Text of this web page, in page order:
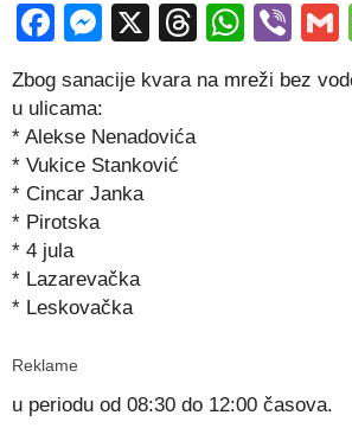
Facebook
Messenger
X Threads
Zbog sanacije kvara na mreži bez
u ulicama:
* Alekse Nenadovića
* Vukice Stanković
* Cincar Janka
* Pirotska
* 4 jula
* Lazarevačka
* Leskovačka
Reklame
u periodu od 08:30 do 12:00 časova.